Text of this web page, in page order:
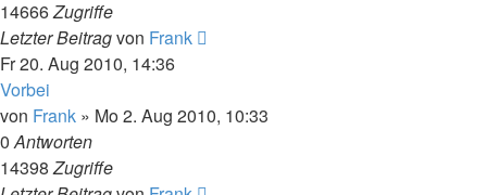
14666Zugriffe
Letzter Beitragvon Frank
Fr 20. Aug 2010, 14:36
Vorbei
von Frank » Mo 2. Aug 2010, 10:33
0Antworten
14398Zugriffe